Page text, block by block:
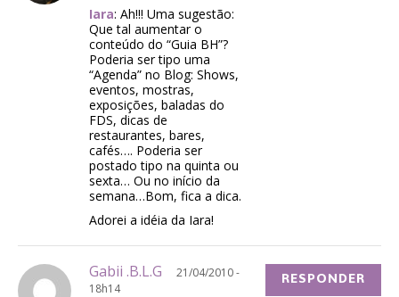
Iara: Ah!!! Uma sugestão:
Que tal aumentar o
conteúdo do “Guia BH”?
Poderia ser tipo uma
“Agenda” no Blog: Shows,
eventos, mostras,
exposições, baladas do
FDS, dicas de
restaurantes, bares,
cafés…. Poderia ser
postado tipo na quinta ou
sexta… Ou no início da
semana…Bom, fica a dica.
Adorei a idéia da Iara!
Gabii .B.L.G
21/04/2010 -
18h14
RESPONDER